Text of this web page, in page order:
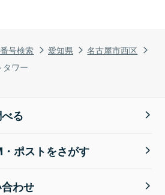
号検索 愛知県
名古屋市西区
ワー
る
ポストをさがす
わせ